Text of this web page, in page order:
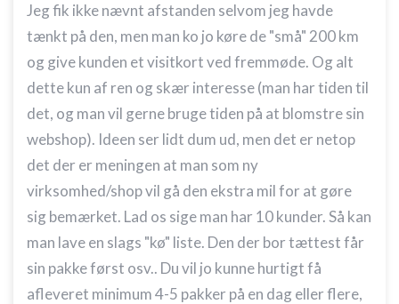
Jeg fik ikke nævnt afstanden selvom jeg havde
tænkt på den, men man ko jo køre de "små" 200 km
og give kunden et visitkort ved fremmøde. Og alt
dette kun af ren og skær interesse (man har tiden til
det, og man vil gerne bruge tiden på at blomstre sin
webshop). Ideen ser lidt dum ud, men det er netop
det der er meningen at man som ny
virksomhed/shop vil gå den ekstra mil for at gøre
sig bemærket. Lad os sige man har 10 kunder. Så kan
man lave en slags "kø" liste. Den der bor tættest får
sin pakke først osv.. Du vil jo kunne hurtigt få
afleveret minimum 4-5 pakker på en dag eller flere,